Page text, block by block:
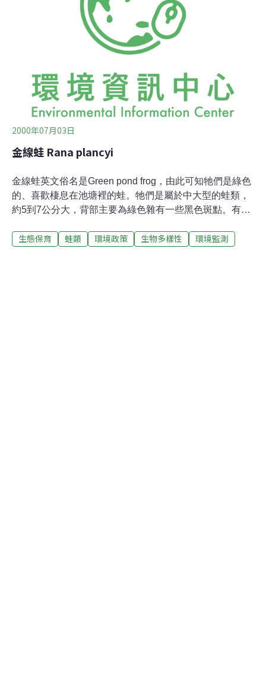
及低海拔山區，數量在逐漸減少中，台灣東部地區並沒有
分佈。牠們是冬天繁殖的種類，繁殖期主要是11月至2
月。平常偶而可在草叢或闊葉林底層看到牠們；繁殖期
時，雄蛙及雌蛙會突然大量出現在水溝、積水池、水塘附
在淺水域或草叢鳴叫，雄蛙叫聲是小聲的「波、波、波」
或「揪」，要靠近才聽得到。雄蛙會主動尋找雌蛙形成
2000年07月03日
金線蛙 Rana plancyi
金線蛙英文俗名是Green pond frog，由此可知牠們是綠色
的、喜歡棲息在池塘裡的蛙。牠們是屬於中大型的蛙類，
約5到7公分大，背部主要為綠色雜有一些黑色斑點。有兩
的一條淡綠色的背中線。體側有些黑斑，兩側各有一條粗
生態保育 蛙類 環境政策 生物多樣性 環境監測